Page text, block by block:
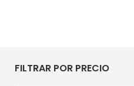
FILTRAR POR PRECIO